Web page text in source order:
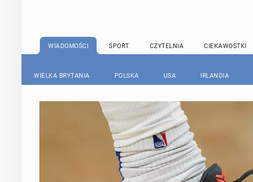
WIADOMOŚCI SPORT CZYTELNIA CIEKAWOSTKI
WIELKA BRYTANIA POLSKA USA IRLANDIA